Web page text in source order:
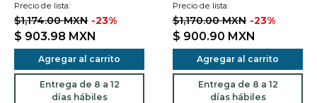
Precio de lista:
$1,174.00 MXN -23%
$ 903.98 MXN
Agregar al carrito
Entrega de 8 a 12
días hábiles
Precio de lista:
$1,170.00 MXN -23%
$ 900.90 MXN
Agregar al carrito
Entrega de 8 a 12
días hábiles